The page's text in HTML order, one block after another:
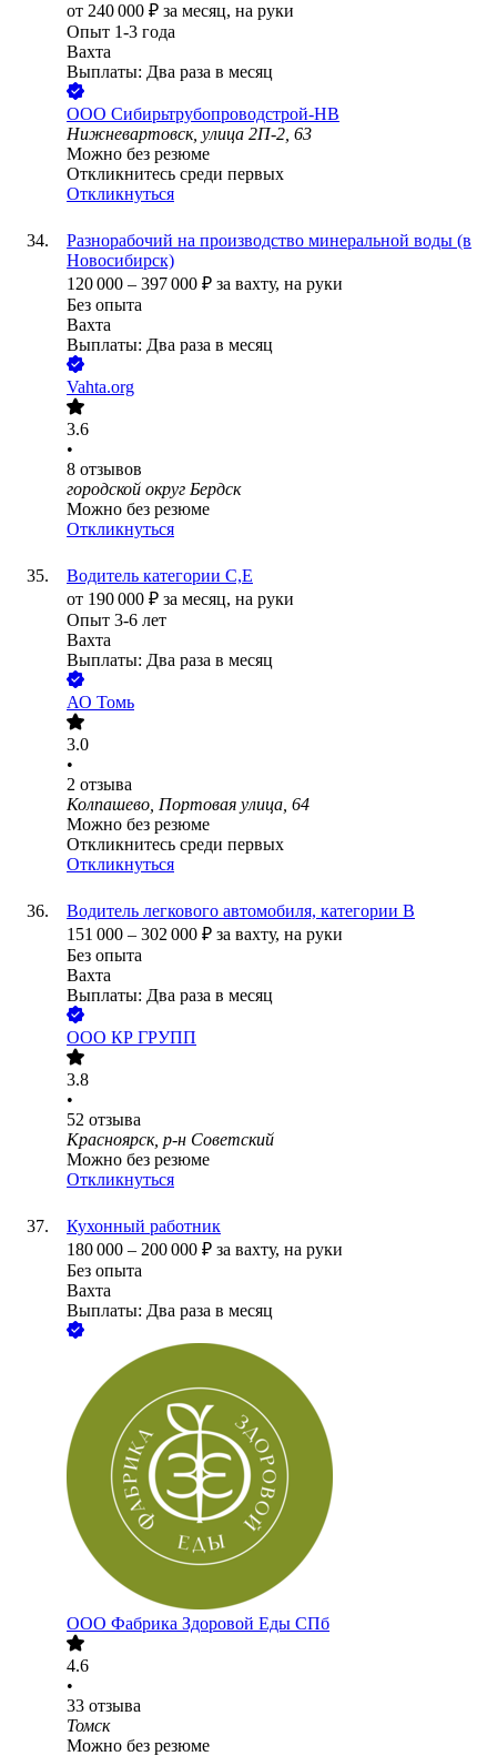
от 240 000 ₽ за месяц, на руки
Опыт 1-3 года
Вахта
Выплаты: Два раза в месяц
ООО Сибирьтрубопроводстрой-НВ
Нижневартовск, улица 2П-2, 63
Можно без резюме
Откликнитесь среди первых
Откликнуться
Разнорабочий на производство минеральной воды (в
Новосибирск)
120 000 – 397 000 ₽ за вахту, на руки
Без опыта
Вахта
Выплаты: Два раза в месяц
Vahta.org
3.6
•
8 отзывов
городской округ Бердск
Можно без резюме
Откликнуться
Водитель категории С,Е
от 190 000 ₽ за месяц, на руки
Опыт 3-6 лет
Вахта
Выплаты: Два раза в месяц
АО Томь
3.0
•
2 отзыва
Колпашево, Портовая улица, 64
Можно без резюме
Откликнитесь среди первых
Откликнуться
Водитель легкового автомобиля, категории В
151 000 – 302 000 ₽ за вахту, на руки
Без опыта
Вахта
Выплаты: Два раза в месяц
ООО КР ГРУПП
3.8
•
52 отзыва
Красноярск, р-н Советский
Можно без резюме
Откликнуться
Кухонный работник
180 000 – 200 000 ₽ за вахту, на руки
Без опыта
Вахта
Выплаты: Два раза в месяц
ООО Фабрика Здоровой Еды СПб
4.6
•
33 отзыва
Томск
Можно без резюме